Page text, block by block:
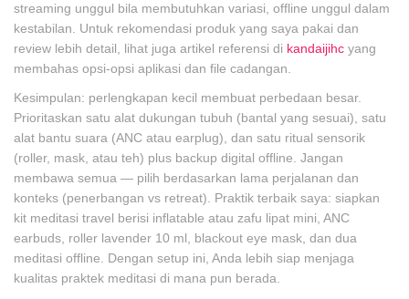
streaming unggul bila membutuhkan variasi, offline unggul dalam
kestabilan. Untuk rekomendasi produk yang saya pakai dan
review lebih detail, lihat juga artikel referensi di kandaijihc yang
membahas opsi-opsi aplikasi dan file cadangan.
Kesimpulan: perlengkapan kecil membuat perbedaan besar.
Prioritaskan satu alat dukungan tubuh (bantal yang sesuai), satu
alat bantu suara (ANC atau earplug), dan satu ritual sensorik
(roller, mask, atau teh) plus backup digital offline. Jangan
membawa semua — pilih berdasarkan lama perjalanan dan
konteks (penerbangan vs retreat). Praktik terbaik saya: siapkan
kit meditasi travel berisi inflatable atau zafu lipat mini, ANC
earbuds, roller lavender 10 ml, blackout eye mask, dan dua
meditasi offline. Dengan setup ini, Anda lebih siap menjaga
kualitas praktek meditasi di mana pun berada.